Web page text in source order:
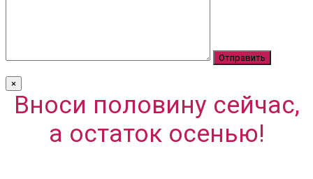
×
Вноси половину сейчас,
а остаток осенью!